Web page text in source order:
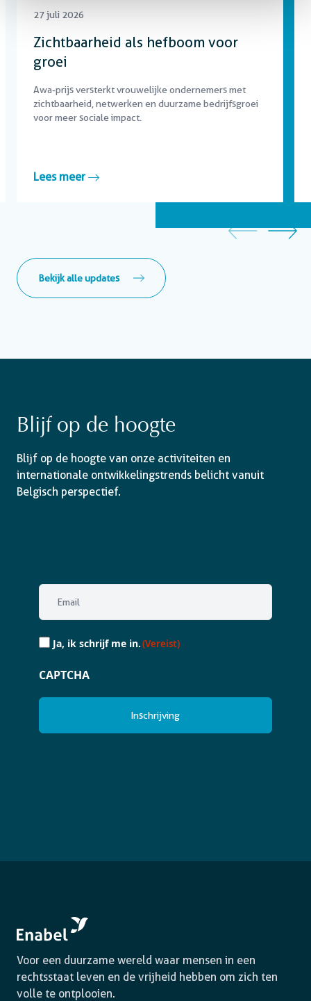
27 juli 2026
Zichtbaarheid als hefboom voor
groei
Awa-prijs versterkt vrouwelijke ondernemers met
zichtbaarheid, netwerken en duurzame bedrijfsgroei
voor meer sociale impact.
Lees meer
Bekijk alle updates
Blijf op de hoogte
Blijf op de hoogte van onze activiteiten en
internationale ontwikkelingstrends belicht vanuit
Belgisch perspectief.
Email
(Vereist)
Ja,
schrijf
Ja, ik schrijf me in.(Vereist)
CAPTCHA
Voor een duurzame wereld waar mensen in een
rechtsstaat leven en de vrijheid hebben om zich ten
volle te ontplooien.